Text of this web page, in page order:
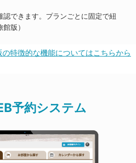
認できます。プランごとに固定で紐
版）
の特徴的な機能についてはこちらから
予約システム